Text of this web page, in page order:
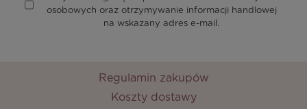
osobowych oraz otrzymywanie informacji handlowej
na wskazany adres e-mail.
Regulamin zakupów
Koszty dostawy